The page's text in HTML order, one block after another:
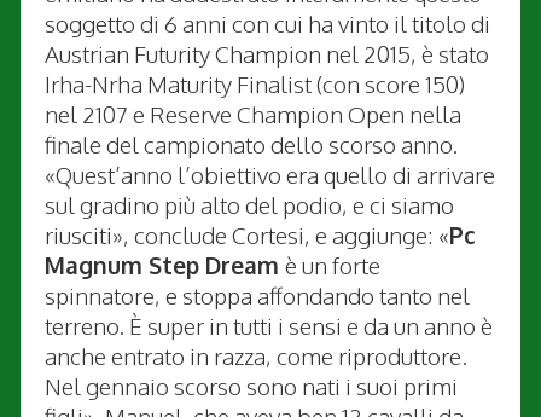
soggetto di 6 anni con cui ha vinto il titolo di
Austrian Futurity Champion nel 2015, è stato
Irha-Nrha Maturity Finalist (con score 150)
nel 2107 e Reserve Champion Open nella
finale del campionato dello scorso anno.
«Quest’anno l’obiettivo era quello di arrivare
sul gradino più alto del podio, e ci siamo
riusciti», conclude Cortesi, e aggiunge: «Pc
Magnum Step Dream è un forte
spinnatore, e stoppa affondando tanto nel
terreno. È super in tutti i sensi e da un anno è
anche entrato in razza, come riproduttore.
Nel gennaio scorso sono nati i suoi primi